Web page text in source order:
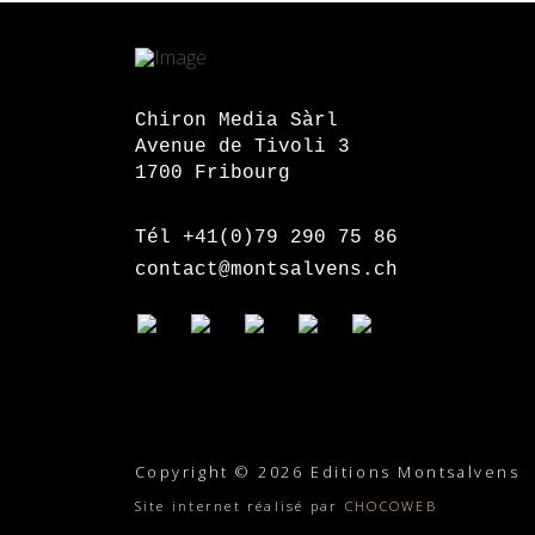
Chiron Media Sàrl
Avenue de Tivoli 3
1700 Fribourg
Tél +41(0)79 290 75 86
contact@montsalvens.ch
Copyright © 2026 Editions Montsalvens
Site internet réalisé par CHOCOWEB